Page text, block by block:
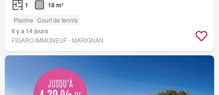
1 18 m²
Piscine Court de tennis
Il y a 14 jours
FIGARO IMMONEUF - MARIGNAN